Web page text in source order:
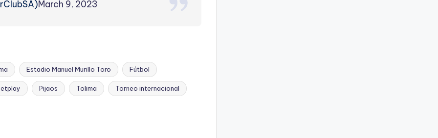
March 9, 2023
Estadio Manuel Murillo Toro Fútbol
Pijaos Tolima Torneo internacional